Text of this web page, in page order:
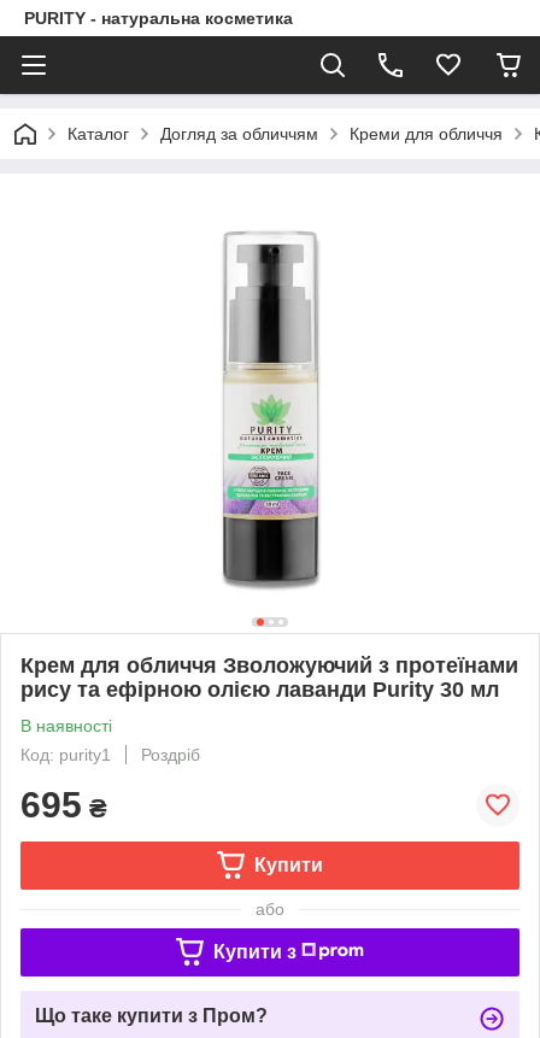
PURITY - натуральна косметика
Каталог Догляд за обличчям Креми для обличчя
Крем для обличчя Зволожуючий з протеїнами
рису та ефірною олією лаванди Purity 30 мл
В наявності
Код: purity1
Роздріб
695 ₴
Купити
або
Купити з
Що таке купити з Пром?